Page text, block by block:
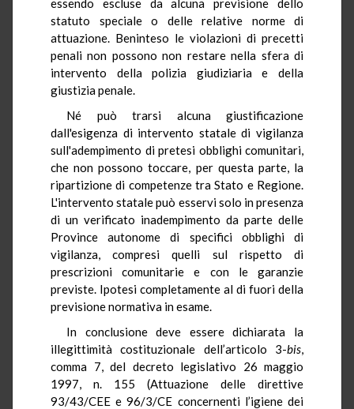
essendo escluse da alcuna previsione dello
statuto speciale o delle relative norme di
attuazione. Beninteso le violazioni di precetti
penali non possono non restare nella sfera di
intervento della polizia giudiziaria e della
giustizia penale.
Né può trarsi alcuna giustificazione
dall'esigenza di intervento statale di vigilanza
sull'adempimento di pretesi obblighi comunitari,
che non possono toccare, per questa parte, la
ripartizione di competenze tra Stato e Regione.
L'intervento statale può esservi solo in presenza
di un verificato inadempimento da parte delle
Province autonome di specifici obblighi di
vigilanza, compresi quelli sul rispetto di
prescrizioni comunitarie e con le garanzie
previste. Ipotesi completamente al di fuori della
previsione normativa in esame.
In conclusione deve essere dichiarata la
illegittimità costituzionale dell’articolo 3-bis,
comma 7, del decreto legislativo 26 maggio
1997, n. 155 (Attuazione delle direttive
93/43/CEE e 96/3/CE concernenti l’igiene dei